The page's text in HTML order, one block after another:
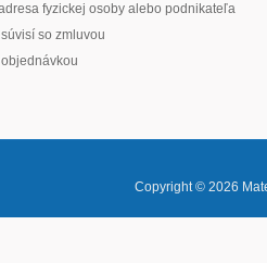
fyzickej osoby alebo podnikateľa
so zmluvou
Copyright © 2026